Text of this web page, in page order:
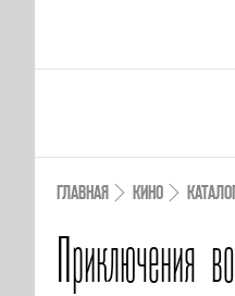
ГЛАВНАЯ КИНО
Приключения